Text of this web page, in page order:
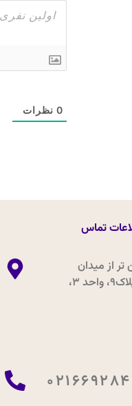
0 نظرات
تماس
تر از میدان
انقلاب کوچه مهدیزاده، پلاک9، واحد 3،